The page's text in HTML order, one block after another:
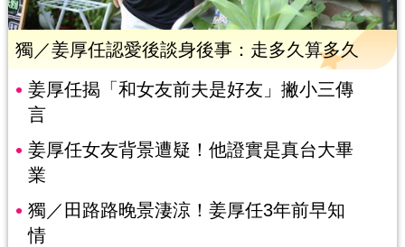
獨／姜厚任認愛後談身後事：走多久算多久
姜厚任揭「和女友前夫是好友」撇小三傳
言
姜厚任女友背景遭疑！他證實是真台大畢
業
獨／田路路晚景淒涼！姜厚任3年前早知
情